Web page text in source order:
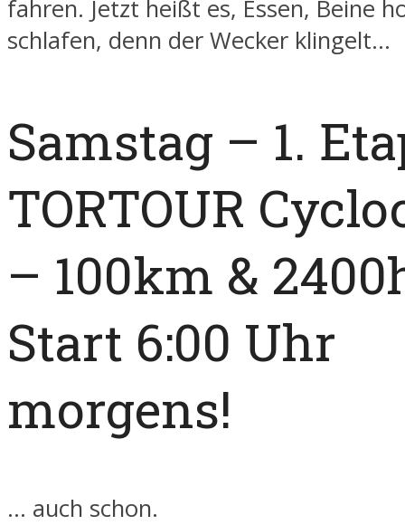
fahren. Jetzt heißt es, Essen, Beine
schlafen, denn der Wecker klingelt…
Samstag – 1.
TORTOUR
– 100km &
Start 6:00 Uhr
morgens!
… auch schon.